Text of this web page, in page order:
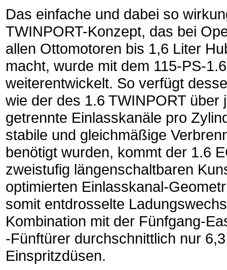
Das einfache und dabei so
TWINPORT-Konzept, das bei
allen Ottomotoren bis 1,6 Liter
macht, wurde mit dem 115-PS-1.6
weiterentwickelt. So verfügt
wie der des 1.6 TWINPORT über
getrennte Einlasskanäle pro
stabile und gleichmäßige
benötigt wurden, kommt der 1.6
zweistufig längenschaltbaren
optimierten Einlasskanal-
somit entdrosselte
Kombination mit der Fünfgang-
-Fünftürer durchschnittlich nur
Einspritzdüsen.